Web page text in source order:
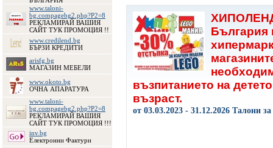
www.taloni-
bg.compagebg2.php?P2=8
РЕКЛАМИРАЙ ВАШИЯ
САЙТ ТУК ПРОМОЦИЯ !!
www.credilend.bg
БЪРЗИ КРЕДИТИ
arisfg.bg
МАГАЗИН МЕБЕЛИ
www.okoto.bg
ОЧНА АПАРАТУРА
www.taloni-
bg.compagebg2.php?P2=8
РЕКЛАМИРАЙ ВАШИЯ
САЙТ ТУК ПРОМОЦИЯ !!!
inv.bg
Електронни Фактури
ХИПОЛЕНД
България
възпитанието на
възраст.
от 03.03.2023 - 31.12.2026 Талони